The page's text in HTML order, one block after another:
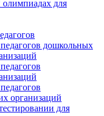
олимпиадах для
дошкольных
организаций
для